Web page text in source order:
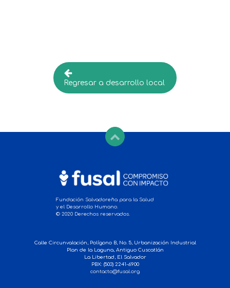
Regresar a desarrollo local
Fundación Salvadoreña para la Salud
y el Desarrollo Humano.
© 2020 Derechos reservados.
Calle Circunvalación, Polígono B, No. 5, Urbanización Industrial
Plan de la Laguna, Antiguo Cuscatlán
La Libertad, El Salvador
PBX: (503) 2241-6900
contacto@fusal.org